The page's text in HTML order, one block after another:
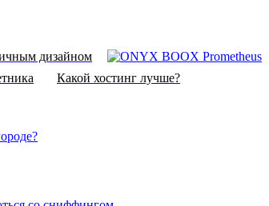
дизайном
Какой хостинг лучше?